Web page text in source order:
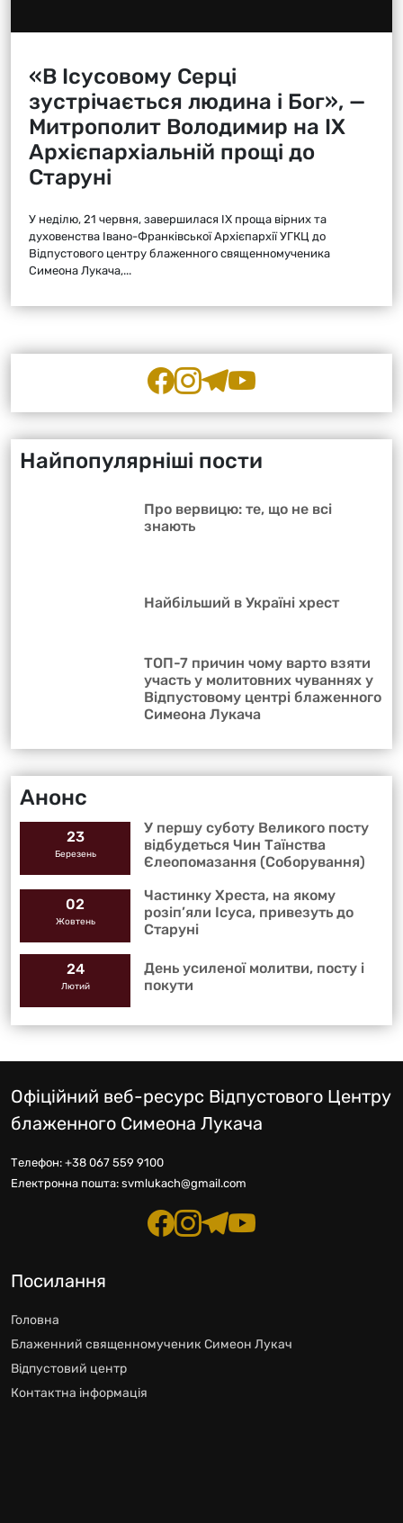
«В Ісусовому Серці
зустрічається людина і Бог», —
Митрополит Володимир на ІХ
Архієпархіальній прощі до
Старуні
У неділю, 21 червня, завершилася ІХ проща вірних та
духовенства Івано-Франківської Архієпархії УГКЦ до
Відпустового центру блаженного священномученика
Симеона Лукача,...
Найпопулярніші пости
Про вервицю: те, що не всі
знають
Найбільший в Україні хрест
ТОП-7 причин чому варто взяти
участь у молитовних чуваннях у
Відпустовому центрі блаженного
Симеона Лукача
Анонс
23
Березень
У першу суботу Великого посту
відбудеться Чин Таїнства
Єлеопомазання (Соборування)
02
Жовтень
Частинку Хреста, на якому
розіп’яли Ісуса, привезуть до
Старуні
24
Лютий
День усиленої молитви, посту і
покути
Офіційний веб-ресурс Відпустового Центру
блаженного Симеона Лукача
Телефон: +38 067 559 9100
Електронна пошта: svmlukach@gmail.com
Посилання
Головна
Блаженний священномученик Симеон Лукач
Відпустовий центр
Контактна інформація